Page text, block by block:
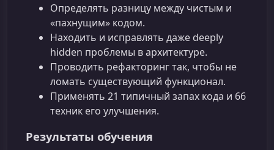
Определять разницу между чистым и
«пахнущим» кодом.
Находить и исправлять даже deeply
hidden проблемы в архитектуре.
Проводить рефакторинг так, чтобы не
ломать существующий функционал.
Применять 21 типичный запах кода и 66
техник его улучшения.
Результаты обучения